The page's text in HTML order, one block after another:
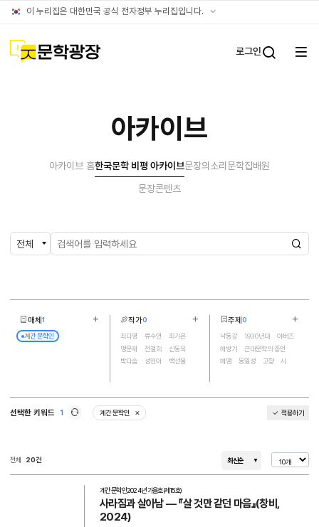
이 누리집은 대한민국 공식 전자정부 누리집입니다. 공식
문학광장 로그인
전체
아카이브
아카이브 홈한국문학 비평 아카이브문장의소리 문학집배원
문장콘텐츠
매체1
계간 문학인
작가0
최다영 류수연
최가은
맹문재
전철희
신동옥
박다솜
성현아
백선율
임세화
배하은
주제0
낙동강 1930년대
야버즈
해방기
근대문학의 종언
헤맴
동일성 고향
시
하곡 공출
자서전
시민
복각본
조선족
5·10총선거
정체성
한강
전춘화 추모
비평
시비평
저항 생활
검열
제주 4.3
117
선택한 키워드 1
계간 문학인
삭제
적용하기
전체 20건 최신순
계간 문학인2024년 가을호(제15호)
사라짐과 살아남 ― 『살 것만 같던 마음』(창비,
2024)